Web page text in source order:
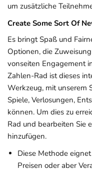
um zusätzliche
Create Some Sort Of
Es bringt Spaß und
Optionen, die
vonseiten Engagement
Zahlen-Rad ist dieses
Werkzeug, mit unserem
Spiele, Verlosungen,
können. Um dies zu
Rad und bearbeiten Sie
hinzufügen.
Diese Methode
Preisen oder aber